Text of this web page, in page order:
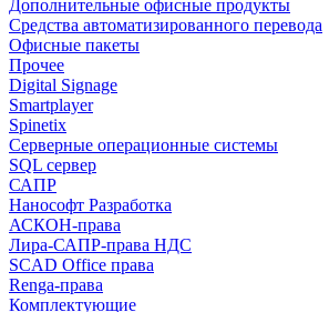
Дополнительные офисные продукты
Средства автоматизированного перевода
Офисные пакеты
Прочее
Digital Signage
Smartplayer
Spinetix
Серверные операционные системы
SQL сервер
САПР
Нанософт Разработка
АСКОН-права
Лира-САПР-права НДС
SCAD Office права
Renga-права
Комплектующие